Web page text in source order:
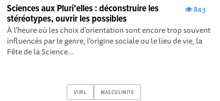
843
Sciences aux Pluri’elles : déconstruire les
stéréotypes, ouvrir les possibles
À l’heure où les choix d’orientation sont encore trop souvent
influencés par le genre, l’origine sociale ou le lieu de vie, la
Fête de la Science...
VIRIL MASCULINITE